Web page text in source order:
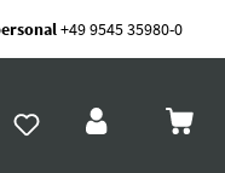
+49 9545 35980-0